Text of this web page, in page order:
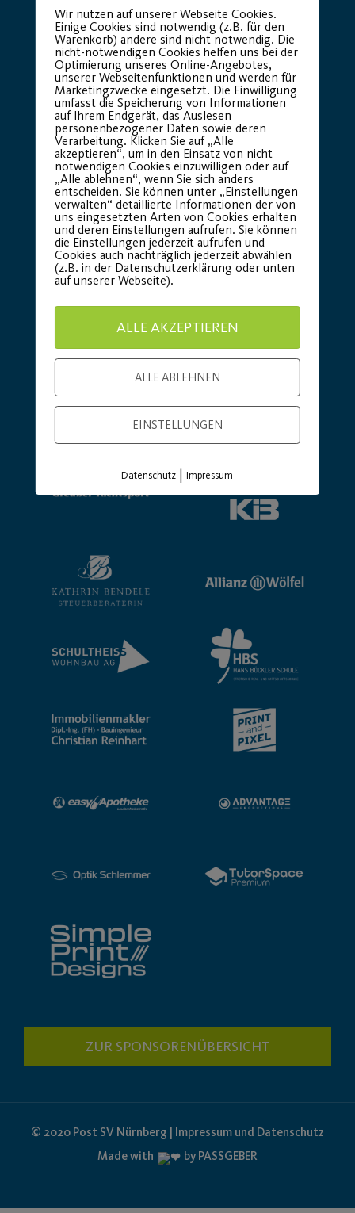
Basic Partner:
ZUR SPONSORENÜBERSICHT
© 2020 Post SV Nürnberg | Impressum und Datenschutz
Made with
by PASSGEBER
Wir nutzen auf unserer Webseite Cookies.
Einige Cookies sind notwendig (z.B. für den
Warenkorb) andere sind nicht notwendig. Die
nicht-notwendigen Cookies helfen uns bei der
Optimierung unseres Online-Angebotes,
unserer Webseitenfunktionen und werden für
Marketingzwecke eingesetzt. Die Einwilligung
umfasst die Speicherung von Informationen
auf Ihrem Endgerät, das Auslesen
personenbezogener Daten sowie deren
Verarbeitung. Klicken Sie auf „Alle
akzeptieren“, um in den Einsatz von nicht
notwendigen Cookies einzuwilligen oder auf
„Alle ablehnen“, wenn Sie sich anders
entscheiden. Sie können unter „Einstellungen
verwalten“ detaillierte Informationen der von
uns eingesetzten Arten von Cookies erhalten
und deren Einstellungen aufrufen. Sie können
die Einstellungen jederzeit aufrufen und
Cookies auch nachträglich jederzeit abwählen
(z.B. in der Datenschutzerklärung oder unten
auf unserer Webseite).
ALLE AKZEPTIEREN
ALLE ABLEHNEN
EINSTELLUNGEN
Datenschutz |Impressum